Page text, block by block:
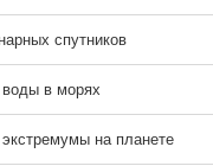
спутников
в морях
на планете